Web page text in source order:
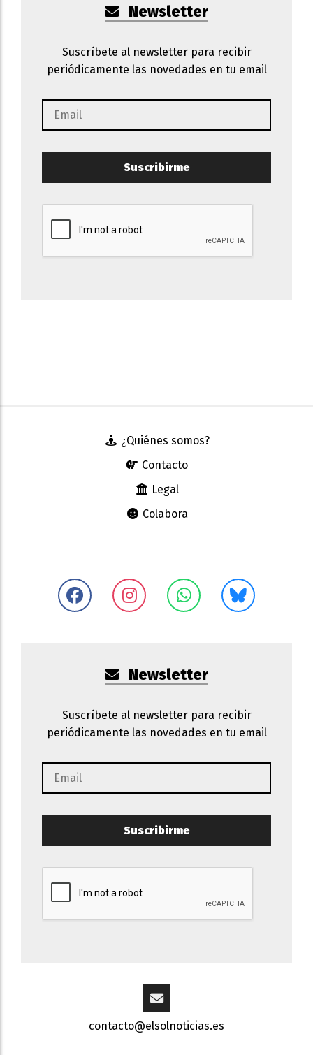
Newsletter
Suscríbete al newsletter para recibir
periódicamente las novedades en tu email
Suscribirme
¿Quiénes somos?
Contacto
Legal
Colabora
Newsletter
Suscríbete al newsletter para recibir
periódicamente las novedades en tu email
Suscribirme
contacto@elsolnoticias.es